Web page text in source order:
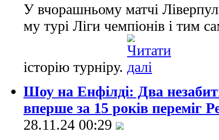
У вчорашньому матчі
му турі Ліги чемпіонів і тим
історію турніру.
Шоу на Енфілді: Два
вперше за 15 років переміг
28.11.24 00:29